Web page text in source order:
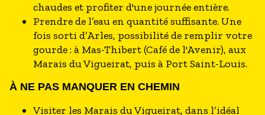
chaudes et profiter d'une journée entière.
Prendre de l’eau en quantité suffisante. Une
fois sorti d’Arles, possibilité de remplir votre
gourde : à Mas-Thibert (Café de l'Avenir), aux
Marais du Vigueirat, puis à Port Saint-Louis.
À NE PAS MANQUER EN CHEMIN
Visiter les Marais du Vigueirat, dans l’idéal